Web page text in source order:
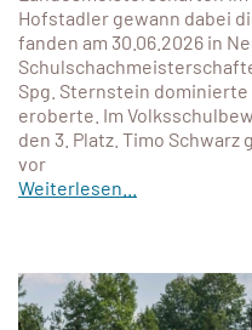
Hofstadler gewann dabei
fanden am 30.06.2026 in
Spg. Sternstein dominierte
eroberte. Im
den 3. Platz. Timo
vor
Weiterlesen...